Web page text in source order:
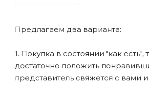
Предлагаем два варианта:
1. Покупка в состоянии "как
достаточно положить
представитель свяжется с вами